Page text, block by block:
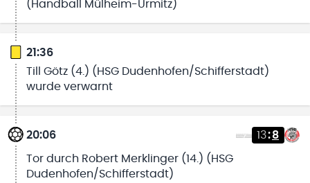
(Handball Mülheim-Urmitz)
21:36
Till Götz (4.) (HSG Dudenhofen/Schifferstadt)
wurde verwarnt
20:06 13:8
Tor durch Robert Merklinger (14.) (HSG
Dudenhofen/Schifferstadt)